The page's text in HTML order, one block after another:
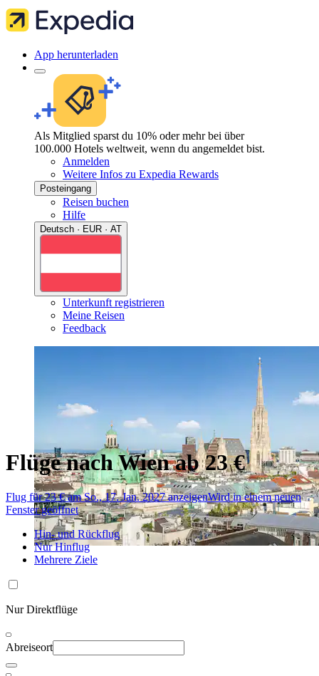
App herunterladen
Als Mitglied sparst du 10% oder mehr bei über
100.000 Hotels weltweit, wenn du angemeldet bist.
Anmelden
Weitere Infos zu Expedia Rewards
Posteingang
Reisen buchen
Hilfe
Deutsch · EUR · AT
Unterkunft registrieren
Meine Reisen
Feedback
Flüge nach Wien ab 23 €
Flug für 23 € am So., 17. Jan. 2027 anzeigenWird in einem neuen
Fenster geöffnet
Hin- und Rückflug
Nur Hinflug
Mehrere Ziele
Nur Direktflüge
Abreiseort